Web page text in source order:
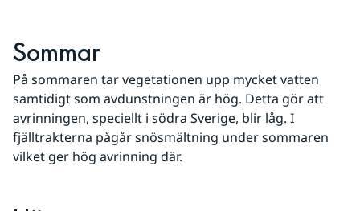
Sommar
På sommaren tar vegetationen upp mycket vatten
samtidigt som avdunstningen är hög. Detta gör att
avrinningen, speciellt i södra Sverige, blir låg. I
fjälltrakterna pågår snösmältning under sommaren
vilket ger hög avrinning där.